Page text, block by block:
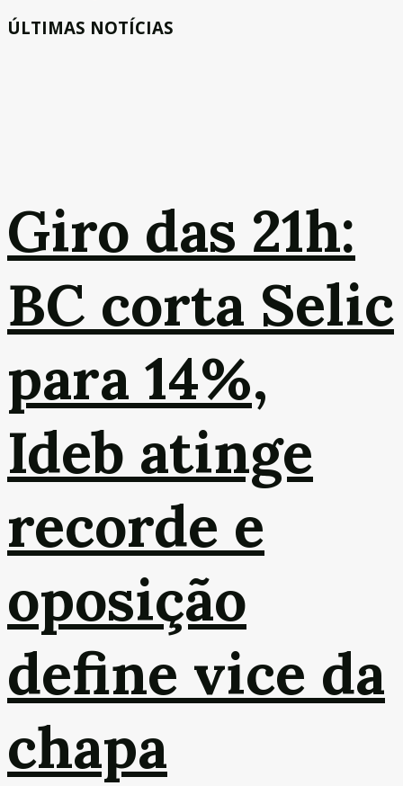
ÚLTIMAS NOTÍCIAS
Giro das 21h:
BC corta Selic
para 14%,
Ideb atinge
recorde e
oposição
define vice da
chapa